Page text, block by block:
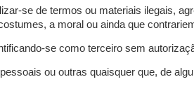
se de termos ou materiais ilegais,
a moral ou ainda que
se como terceiro sem
ou outras quaisquer que, de